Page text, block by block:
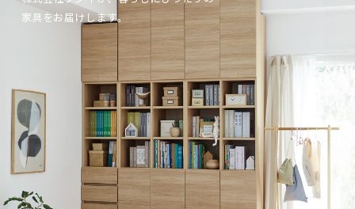
家具をお届けします。
家具をお届けします。
家具をお届けします。